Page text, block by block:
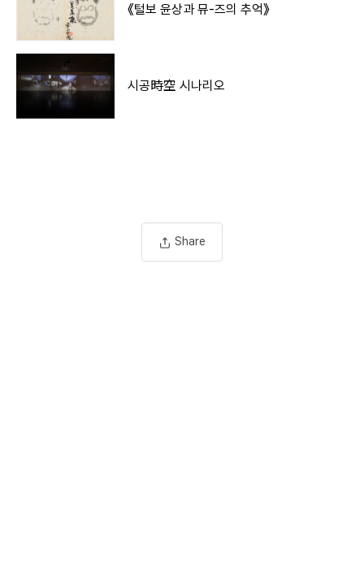
《털보 윤상과 뮤-즈의 추억》
시공時空 시나리오
Share